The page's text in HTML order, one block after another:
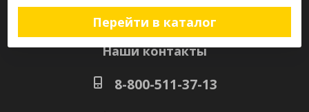
Перейти в каталог
Наши контакты
8-800-511-37-13